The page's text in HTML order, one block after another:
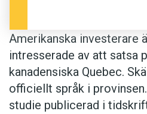
Amerikanska investerare
intresserade av att satsa
kanadensiska Quebec.
officiellt språk i
studie publicerad i